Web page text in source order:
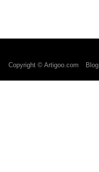
Copyright © Artigoo.com Blog